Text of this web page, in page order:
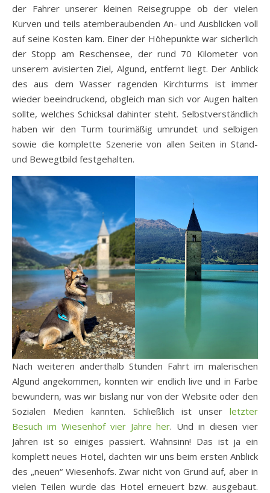
der Fahrer unserer kleinen Reisegruppe ob der vielen
Kurven und teils atemberaubenden An- und Ausblicken voll
auf seine Kosten kam. Einer der Höhepunkte war sicherlich
der Stopp am Reschensee, der rund 70 Kilometer von
unserem avisierten Ziel, Algund, entfernt liegt. Der Anblick
des aus dem Wasser ragenden Kirchturms ist immer
wieder beeindruckend, obgleich man sich vor Augen halten
sollte, welches Schicksal dahinter steht. Selbstverständlich
haben wir den Turm tourimäßig umrundet und selbigen
sowie die komplette Szenerie von allen Seiten in Stand-
und Bewegtbild festgehalten.
Nach weiteren anderthalb Stunden Fahrt im malerischen
Algund angekommen, konnten wir endlich live und in Farbe
bewundern, was wir bislang nur von der Website oder den
Sozialen Medien kannten. Schließlich ist unser letzter
Besuch im Wiesenhof vier Jahre her. Und in diesen vier
Jahren ist so einiges passiert. Wahnsinn! Das ist ja ein
komplett neues Hotel, dachten wir uns beim ersten Anblick
des „neuen“ Wiesenhofs. Zwar nicht von Grund auf, aber in
vielen Teilen wurde das Hotel erneuert bzw. ausgebaut.